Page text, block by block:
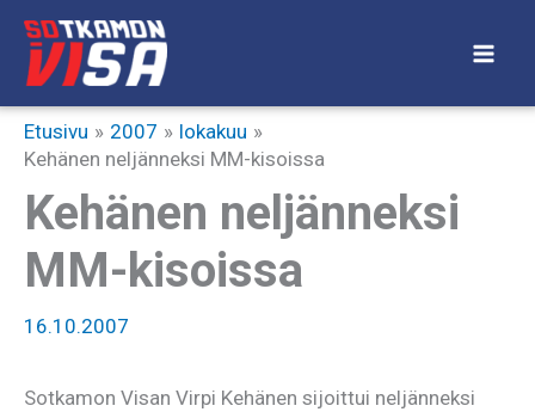
Siirry
sisältöön
Etusivu 2007
lokakuu
Kehänen neljänneksi MM-kisoissa
Kehänen neljänneksi
MM-kisoissa
16.10.2007
Sotkamon Visan Virpi Kehänen sijoittui neljänneksi